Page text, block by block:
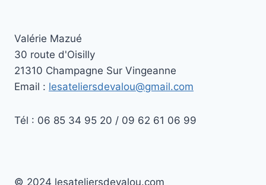
Valérie Mazué
30 route d'Oisilly
21310 Champagne Sur Vingeanne
Email : lesateliersdevalou@gmail.com
Tél : 06 85 34 95 20 / 09 62 61 06 99
© 2024 lesateliersdevalou.com